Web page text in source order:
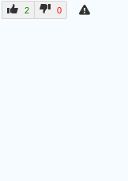
2 0